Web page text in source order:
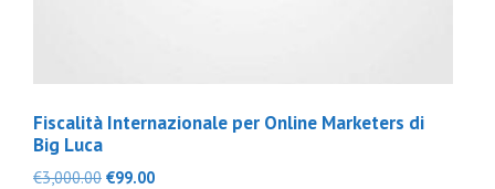
Fiscalità Internazionale per Online Marketers di
Big Luca
€3,000.00 Il
€99.00Il